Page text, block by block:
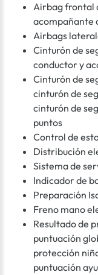
Airbag frontal
acompañante
Airbags
Cinturón de
conductor y
Cinturón de
cinturón de
cinturón de
puntos
Control de
Distribución
Sistema de
Indicador de
Preparación
Freno mano
Resultado de
puntuación
protección
puntuación